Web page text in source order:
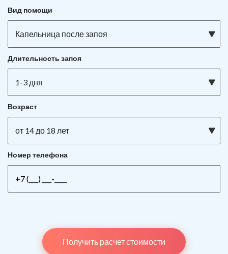
Вид помощи
Капельница после запоя
Длительность запоя
1-3 дня
Возраст
от 14 до 18 лет
Номер телефона
Получить расчет стоимости